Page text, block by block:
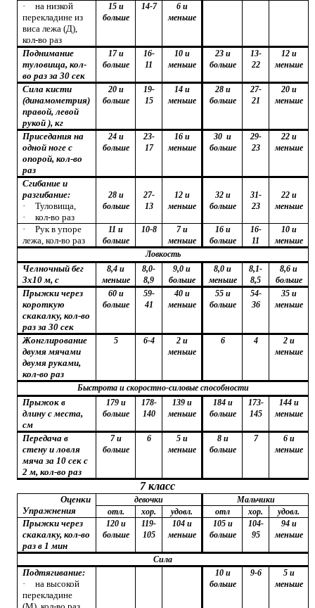
·
на низкой
перекладине из
виса лежа (Д),
кол-во раз
15 и
больше
14-7
6 и
меньше
Поднимание
туловища, кол-
во раз за 30 сек
17 и
больше
16-
11
10 и
меньше
23 и
больше
13-
22
12 и
меньше
Сила кисти
(динамометрия)
правой, левой
рукой ), кг
20 и
больше
19-
15
14 и
меньше
28 и
больше
27-
21
20 и
меньше
Приседания на
одной ноге с
опорой, кол-во
раз
24 и
больше
23-
17
16 и
меньше
30 и
больше
29-
23
22 и
меньше
Сгибание и
разгибание:
·
Туловища,
·
кол-во раз
28 и
больше
27-
13
12 и
меньше
32 и
больше
31-
23
22 и
меньше
·
Рук в упоре
лежа, кол-во раз
11 и
больше
10-8
7 и
меньше
16 и
больше
16-
11
10 и
меньше
Ловкость
Челночный бег
3х10 м, с
8,4 и
меньше
8,0-
8,9
9,0 и
больше
8,0 и
меньше
8,1-
8,5
8,6 и
больше
Прыжки через
короткую
скакалку, кол-во
раз за 30 сек
60 и
больше
59-
41
40 и
меньше
55 и
больше
54-
36
35 и
меньше
Жонглирование
двумя мячами
двумя руками,
кол-во раз
5 6-4
2 и
меньше
6 4
2 и
меньше
Быстрота и скоростно-силовые способности
Прыжок в
длину с места,
см
179 и
больше
178-
140
139 и
меньше
184 и
больше
173-
145
144 и
меньше
Передача в
стену и ловля
мяча за 10 сек с
2 м, кол-во раз
7 и
больше
6
5 и
меньше
8 и
больше
7
6 и
меньше
7 класс
Оценки
Упражнения
девочки
Мальчики
отл.
хор. удовл. отл хор. удовл.
Прыжки через
скакалку, кол-во
раз в 1 мин
120 и
больше
119-
105
104 и
меньше
105 и
больше
104-
95
94 и
меньше
Сила
Подтягивание:
·
на высокой
перекладине
10 и
больше
9-6
5 и
меньше